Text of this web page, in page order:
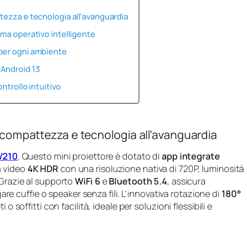
e tecnologia all’avanguardia
operativo intelligente
ogni ambiente
13
intuitivo
e tecnologia all’avanguardia
. Questo mini proiettore è dotato diapp integrate
video 4K HDR con una risoluzione nativa di 720P, luminosità
al supportoWiFi 6eBluetooth 5.4, assicura
cuffie o speaker senza fili. L’innovativa rotazione di 180°
o soffitti con facilità, ideale per soluzioni flessibili e